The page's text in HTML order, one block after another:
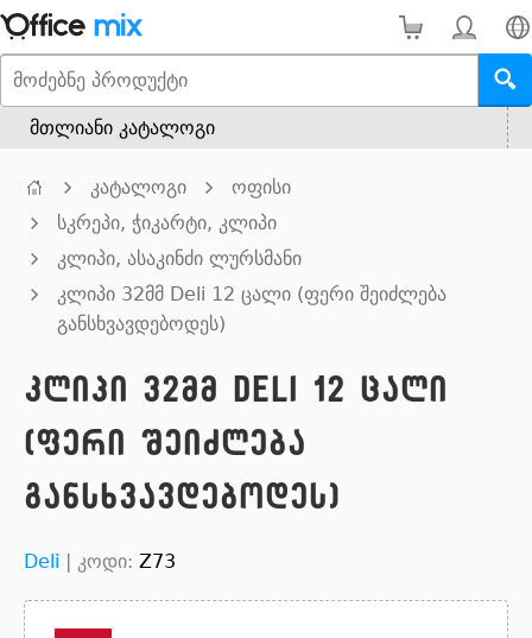
მთლიანი კატალოგი
კატალოგი
ოფისი
სკრეპი, ჭიკარტი, კლიპი
კლიპი, ასაკინძი ლურსმანი
კლიპი 32მმ Deli 12 ცალი (ფერი შეიძლება
განსხვავდებოდეს)
კლიპი 32მმ Deli 12 ცალი
(ფერი შეიძლება
განსხვავდებოდეს)
Deli | კოდი: Z73